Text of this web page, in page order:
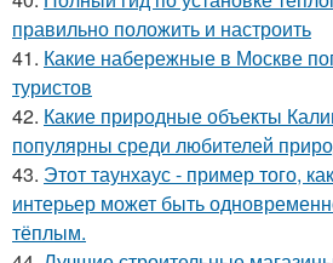
правильно положить и настроить
41. Какие набережные в Москве
туристов
42. Какие природные объекты
популярны среди любителей
43. Этот таунхаус - пример того,
интерьер может быть
тёплым.